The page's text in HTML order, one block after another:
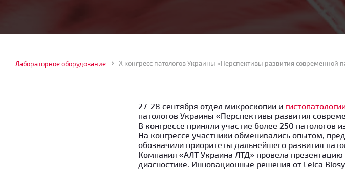
Лабораторное оборудование
27-28 сентября отдел микроскопии и
патологов Украины «Перспективы развития
В конгрессе приняли участие более 250 патологов
На конгрессе участники обменивались опытом,
обозначили приоритеты дальнейшего развития
Компания «АЛТ Украина ЛТД» провела
диагностике. Инновационные решения от Leica